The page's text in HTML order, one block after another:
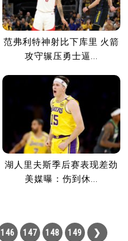
范弗利特神射比下库里 火箭
攻守辗压勇士逼...
湖人里夫斯季后赛表现差劲
美媒曝：伤到休...
146 147 148 149